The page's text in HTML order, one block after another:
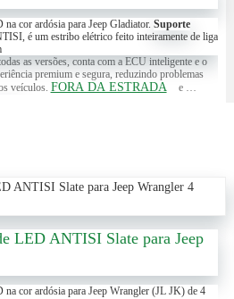
cor ardósia para Jeep Gladiator. Suporte
é um estribo elétrico feito inteiramente de liga
as versões, conta com a ECU inteligente e o
premium e segura, reduzindo problemas
veículos. FORA DA ESTRADA e
LED ANTISI Slate para Jeep
cor ardósia para Jeep Wrangler (JL JK) de 4